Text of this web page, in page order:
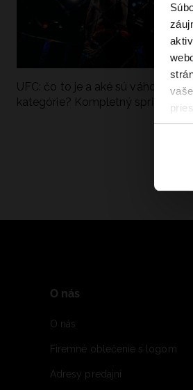
v
UFC: čo to je a aké sú váhové
kategórie? Kompletný sprievodca
O nás
O nás
Firemné oblečenie s logom
Adresy predajní